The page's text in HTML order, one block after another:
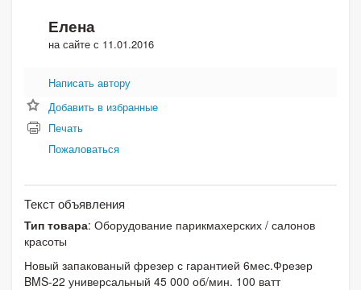
Елена
на сайте с 11.01.2016
Написать автору
Добавить в избранные
Печать
Пожаловаться
Текст объявления
Тип товара: Оборудование парикмахерских / салонов
красоты
Новый запакованый фрезер с гарантией 6мес.Фрезер
BMS-22 универсальный 45 000 об/мин. 100 ватт